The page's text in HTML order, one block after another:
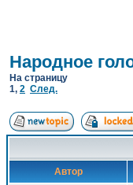
Народное
На страницу
1, 2 След.
Автор